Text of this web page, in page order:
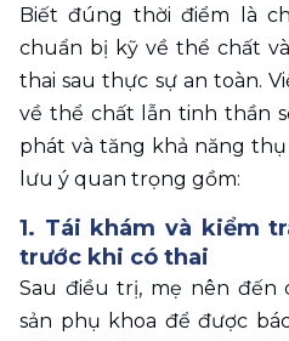
Biết đúng thời điểm là
chuẩn bị kỹ về thể chất
thai sau thực sự an toàn.
về thể chất lẫn tinh thần
phát và tăng khả năng
lưu ý quan trọng gồm:
1. Tái khám và kiểm
trước khi có thai
Sau điều trị, mẹ nên đến
sản phụ khoa để được